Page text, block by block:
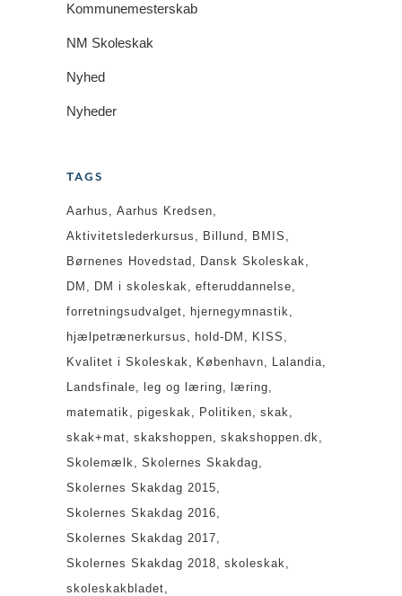
Kommunemesterskab
NM Skoleskak
Nyhed
Nyheder
TAGS
Aarhus
Aarhus Kredsen
Aktivitetslederkursus
Billund
BMIS
Børnenes Hovedstad
Dansk Skoleskak
DM
DM i skoleskak
efteruddannelse
forretningsudvalget
hjernegymnastik
hjælpetrænerkursus
hold-DM
KISS
Kvalitet i Skoleskak
København
Lalandia
Landsfinale
leg og læring
læring
matematik
pigeskak Politiken
skak
skak+mat
skakshoppen
skakshoppen.dk
Skolemælk
Skolernes Skakdag
Skolernes Skakdag 2015
Skolernes Skakdag 2016
Skolernes Skakdag 2017
Skolernes Skakdag 2018
skoleskak
skoleskakbladet